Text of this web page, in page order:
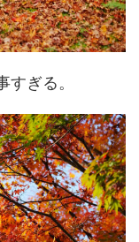
ぎる。